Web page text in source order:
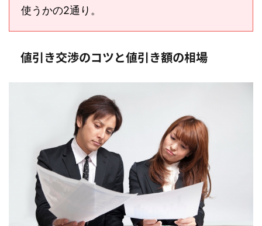
使うかの2通り。
値引き交渉のコツと値引き額の相場